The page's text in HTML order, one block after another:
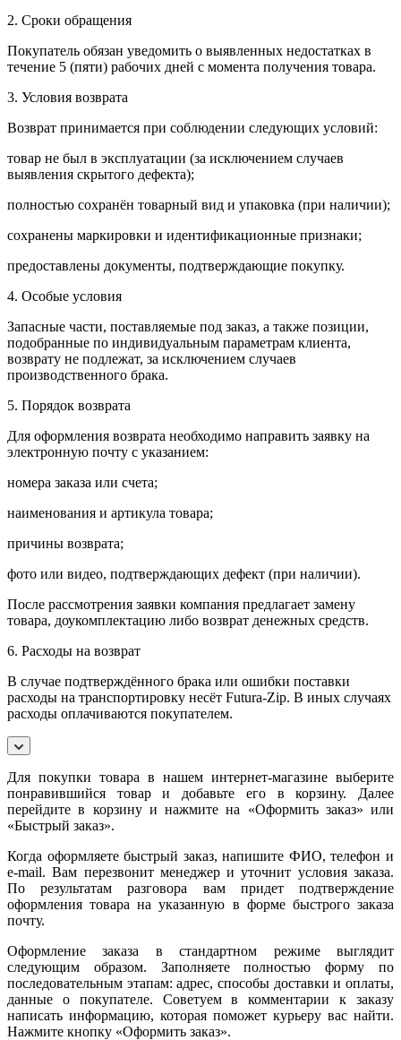
2. Сроки обращения
Покупатель обязан уведомить о выявленных недостатках в
течение 5 (пяти) рабочих дней с момента получения товара.
3. Условия возврата
Возврат принимается при соблюдении следующих условий:
товар не был в эксплуатации (за исключением случаев
выявления скрытого дефекта);
полностью сохранён товарный вид и упаковка (при наличии);
сохранены маркировки и идентификационные признаки;
предоставлены документы, подтверждающие покупку.
4. Особые условия
Запасные части, поставляемые под заказ, а также позиции,
подобранные по индивидуальным параметрам клиента,
возврату не подлежат, за исключением случаев
производственного брака.
5. Порядок возврата
Для оформления возврата необходимо направить заявку на
электронную почту с указанием:
номера заказа или счета;
наименования и артикула товара;
причины возврата;
фото или видео, подтверждающих дефект (при наличии).
После рассмотрения заявки компания предлагает замену
товара, доукомплектацию либо возврат денежных средств.
6. Расходы на возврат
В случае подтверждённого брака или ошибки поставки
расходы на транспортировку несёт Futura-Zip. В иных случаях
расходы оплачиваются покупателем.
Для покупки товара в нашем интернет-магазине выберите
понравившийся товар и добавьте его в корзину. Далее
перейдите в корзину и нажмите на «Оформить заказ» или
«Быстрый заказ».
Когда оформляете быстрый заказ, напишите ФИО, телефон и
e-mail. Вам перезвонит менеджер и уточнит условия заказа.
По результатам разговора вам придет подтверждение
оформления товара на указанную в форме быстрого заказа
почту.
Оформление заказа в стандартном режиме выглядит
следующим образом. Заполняете полностью форму по
последовательным этапам: адрес, способы доставки и оплаты,
данные о покупателе. Советуем в комментарии к заказу
написать информацию, которая поможет курьеру вас найти.
Нажмите кнопку «Оформить заказ».